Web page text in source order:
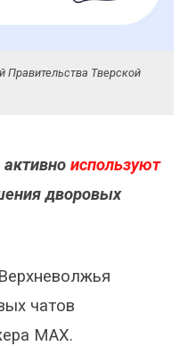
Правительства Тверской
используют
дворовых
чатов
МАХ.